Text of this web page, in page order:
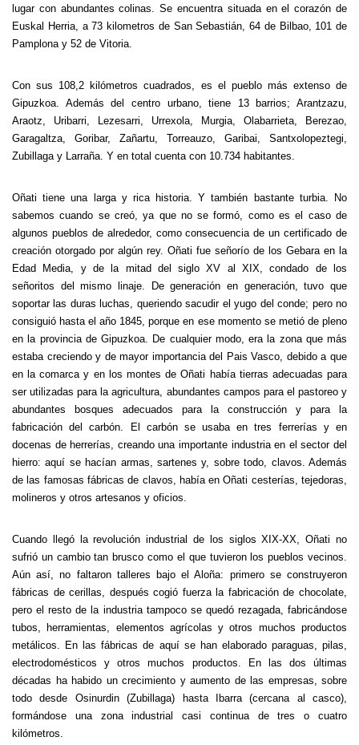
lugar con abundantes colinas. Se encuentra situada en el corazón de
Euskal Herria, a 73 kilometros de San Sebastián, 64 de Bilbao, 101 de
Pamplona y 52 de Vitoria.
Con sus 108,2 kilómetros cuadrados, es el pueblo más extenso de
Gipuzkoa. Además del centro urbano, tiene 13 barrios; Arantzazu,
Araotz, Uribarri, Lezesarri, Urrexola, Murgia, Olabarrieta, Berezao,
Garagaltza, Goribar, Zañartu, Torreauzo, Garibai, Santxolopeztegi,
Zubillaga y Larraña. Y en total cuenta con 10.734 habitantes.
Oñati tiene una larga y rica historia. Y también bastante turbia. No
sabemos cuando se creó, ya que no se formó, como es el caso de
algunos pueblos de alrededor, como consecuencia de un certificado de
creación otorgado por algún rey. Oñati fue señorío de los Gebara en la
Edad Media, y de la mitad del siglo XV al XIX, condado de los
señoritos del mismo linaje. De generación en generación, tuvo que
soportar las duras luchas, queriendo sacudir el yugo del conde; pero no
consiguió hasta el año 1845, porque en ese momento se metió de pleno
en la provincia de Gipuzkoa. De cualquier modo, era la zona que más
estaba creciendo y de mayor importancia del Pais Vasco, debido a que
en la comarca y en los montes de Oñati había tierras adecuadas para
ser utilizadas para la agricultura, abundantes campos para el pastoreo y
abundantes bosques adecuados para la construcción y para la
fabricación del carbón. El carbón se usaba en tres ferrerías y en
docenas de herrerías, creando una importante industria en el sector del
hierro: aquí se hacían armas, sartenes y, sobre todo, clavos. Además
de las famosas fábricas de clavos, había en Oñati cesterías, tejedoras,
molineros y otros artesanos y oficios.
Cuando llegó la revolución industrial de los siglos XIX-XX, Oñati no
sufrió un cambio tan brusco como el que tuvieron los pueblos vecinos.
Aún así, no faltaron talleres bajo el Aloña: primero se construyeron
fábricas de cerillas, después cogió fuerza la fabricación de chocolate,
pero el resto de la industria tampoco se quedó rezagada, fabricándose
tubos, herramientas, elementos agrícolas y otros muchos productos
metálicos. En las fábricas de aquí se han elaborado paraguas, pilas,
electrodomésticos y otros muchos productos. En las dos últimas
décadas ha habido un crecimiento y aumento de las empresas, sobre
todo desde Osinurdin (Zubillaga) hasta Ibarra (cercana al casco),
formándose una zona industrial casi continua de tres o cuatro
kilómetros.